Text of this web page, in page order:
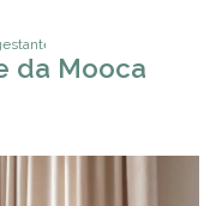
parque da mooca
da Mooca